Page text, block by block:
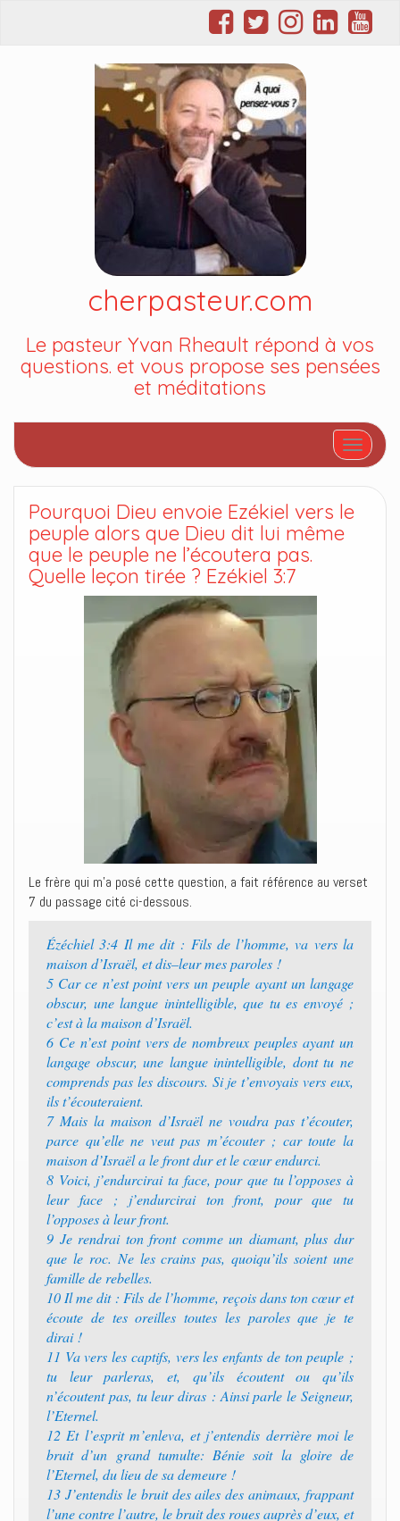
cherpasteur.com
Le pasteur Yvan Rheault répond à vos
questions. et vous propose ses pensées
et méditations
Afficher/
Pourquoi Dieu envoie Ezékiel vers le
peuple alors que Dieu dit lui même
que le peuple ne l’écoutera pas.
Quelle leçon tirée ? Ezékiel 3:7
Le frère qui m’a posé cette question, a fait référence au verset
7 du passage cité ci-dessous.
Ézéchiel 3:4 ‭‭Il me dit : Fils de l’homme, va vers la
maison d’Israël, et dis–leur mes paroles !‭
5 ‭‭Car ce n’est point vers un peuple ayant un langage
obscur, une langue inintelligible, que tu es envoyé ;
c’est à la maison d’Israël.‭
6 ‭‭Ce n’est point vers de nombreux peuples ayant un
langage obscur, une langue inintelligible, dont tu ne
comprends pas les discours. Si je t’envoyais vers eux,
ils t’écouteraient.‭
7 ‭‭Mais la maison d’Israël ne voudra pas t’écouter,
parce qu’elle ne veut pas m’écouter ; car toute la
maison d’Israël a le front dur et le cœur endurci.‭
8 ‭‭Voici, j’endurcirai ta face, pour que tu l’opposes à
leur face ; j’endurcirai ton front, pour que tu
l’opposes à leur front.‭
9 ‭‭Je rendrai ton front comme un diamant, plus dur
que le roc. Ne les crains pas, quoiqu’ils soient une
famille de rebelles.‭
10 ‭‭Il me dit : Fils de l’homme, reçois dans ton cœur et
écoute de tes oreilles toutes les paroles que je te
dirai !‭
11 ‭‭Va vers les captifs, vers les enfants de ton peuple ;
tu leur parleras, et, qu’ils écoutent ou qu’ils
n’écoutent pas, tu leur diras : Ainsi parle le Seigneur,
l’Eternel.‭
12 ‭‭Et l’esprit m’enleva, et j’entendis derrière moi le
bruit d’un grand tumulte: Bénie soit la gloire de
l’Eternel, du lieu de sa demeure !‭
13 ‭‭J’entendis le bruit des ailes des animaux, frappant
l’une contre l’autre, le bruit des roues auprès d’eux, et